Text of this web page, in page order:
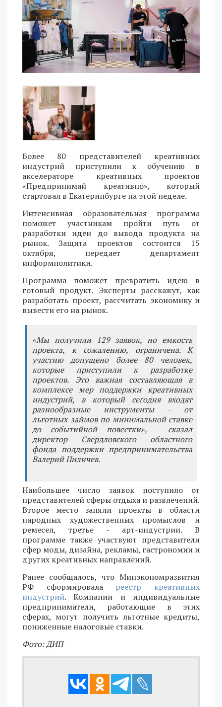
Более 80 представителей креативных
индустрий приступили к обучению в
акселераторе креативных проектов
«Предпринимай креативно», который
стартовал в Екатеринбурге на этой неделе.
Интенсивная образовательная программа
поможет участникам пройти путь от
разработки идеи до вывода продукта на
рынок. Защита проектов состоится 15
октября, передает департамент
информполитики.
Программа поможет превратить идею в
готовый продукт. Эксперты расскажут, как
разработать проект, рассчитать экономику и
вывести его на рынок.
«Мы получили 129 заявок, но емкость
проекта, к сожалению, ограничена. К
участию допущено более 80 человек,
которые приступили к разработке
проектов. Это важная составляющая в
комплексе мер поддержки креативных
индустрий, в который сегодня входят
разнообразные инструменты - от
льготных займов по минимальной ставке
до событийной повестки», - сказал
директор Свердловского областного
фонда поддержки предпринимательства
Валерий Пиличев.
Наибольшее число заявок поступило от
представителей сферы отдыха и развлечений.
Второе место заняли проекты в области
народных художественных промыслов и
ремесел, третье - арт-индустрии. В
программе также участвуют представители
сфер моды, дизайна, рекламы, гастрономии и
других креативных направлений.
Ранее сообщалось, что Минэкономразвития
РФ сформировала реестр креативных
индустрий. Компании и индивидуальные
предприниматели, работающие в этих
сферах, могут получить льготные кредиты,
пониженные налоговые ставки.
Фото: ДИП